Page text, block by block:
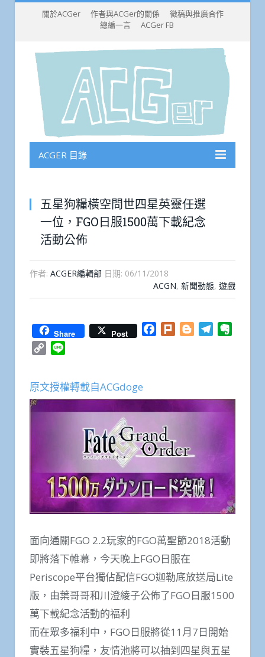
關於ACGer 作者與ACGer的關係
徵稿與推廣合作
總編一言
ACGer FB
ACGER 目錄
五星狗糧橫空問世四星英靈任選
一位，FGO日服1500萬下載紀念
活動公佈
作者: ACGER編輯部 日期: 06/11/2018
ACGN, 新聞動態, 遊戲
Share Post Facebook
Plurk BloggerTelegram
Copy
原文授權轉載自ACGdoge
面向通關FGO 2.2玩家的FGO萬聖節2018活動
即將落下帷幕，今天晚上FGO日服在
Periscope平台獨佔配信FGO迦勒底放送局Lite
版，由葉哥哥和川澄綾子公佈了FGO日服1500
萬下載紀念活動的福利
而在眾多福利中，FGO日服將從11月7日開始
實裝五星狗糧，友情池將可以抽到四星與五星